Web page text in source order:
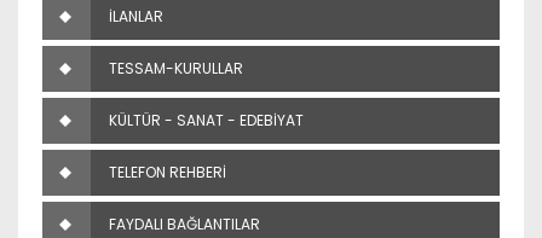
İLANLAR
TESSAM-KURULLAR
KÜLTÜR - SANAT - EDEBİYAT
TELEFON REHBERİ
FAYDALI BAĞLANTILAR